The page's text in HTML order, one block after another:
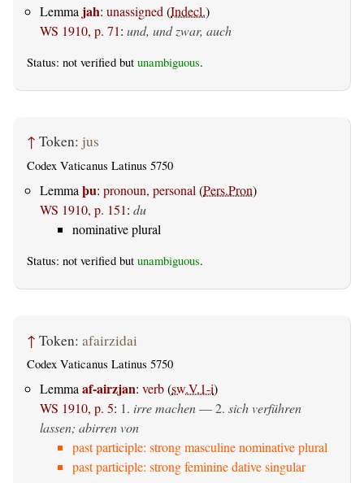
Lemma jah: unassigned (Indecl.)
WS 1910, p. 71: und, und zwar, auch
Status: not verified but unambiguous.
↑ Token: jus
Codex Vaticanus Latinus 5750
Lemma þu: pronoun, personal (Pers.Pron)
WS 1910, p. 151: du
nominative plural
Status: not verified but unambiguous.
↑ Token: afairzidai
Codex Vaticanus Latinus 5750
Lemmaaf-airzjan: verb(sw.V.1-i)
WS 1910, p. 5: 1. irre machen— 2. sich verführen
lassen; abirren von
past participle: strong masculine nominative plural
past participle: strong feminine dative singular